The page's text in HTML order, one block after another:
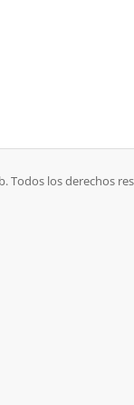
Todos los derechos